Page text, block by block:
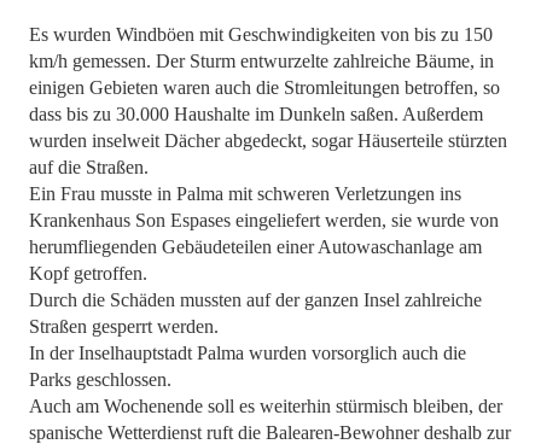
Es wurden Windböen mit Geschwindigkeiten von bis zu 150
km/h gemessen. Der Sturm entwurzelte zahlreiche Bäume, in
einigen Gebieten waren auch die Stromleitungen betroffen, so
dass bis zu 30.000 Haushalte im Dunkeln saßen. Außerdem
wurden inselweit Dächer abgedeckt, sogar Häuserteile stürzten
auf die Straßen.
Ein Frau musste in Palma mit schweren Verletzungen ins
Krankenhaus Son Espases eingeliefert werden, sie wurde von
herumfliegenden Gebäudeteilen einer Autowaschanlage am
Kopf getroffen.
Durch die Schäden mussten auf der ganzen Insel zahlreiche
Straßen gesperrt werden.
In der Inselhauptstadt Palma wurden vorsorglich auch die
Parks geschlossen.
Auch am Wochenende soll es weiterhin stürmisch bleiben, der
spanische Wetterdienst ruft die Balearen-Bewohner deshalb zur